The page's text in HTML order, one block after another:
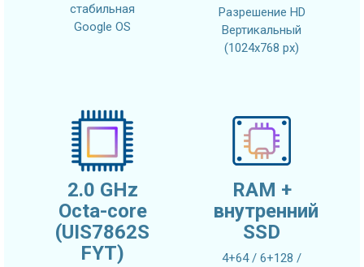
стабильная
Google OS
Разрешение HD
Вертикальный
(1024x768 px)
2.0 GHz
Octa-core
(UIS7862S
FYT)
RAM +
внутренний
SSD
4+64 / 6+128 /